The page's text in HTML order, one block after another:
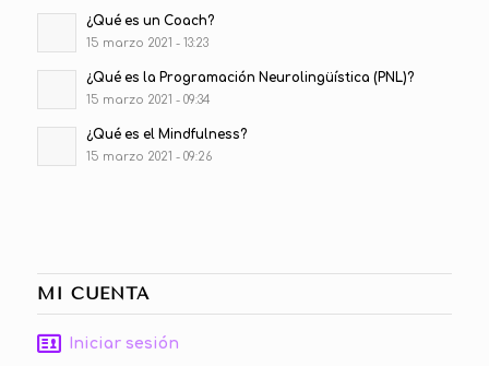
¿Qué es un Coach?
15 marzo 2021 - 13:23
¿Qué es la Programación Neurolingüística (PNL)?
15 marzo 2021 - 09:34
¿Qué es el Mindfulness?
15 marzo 2021 - 09:26
MI CUENTA
Iniciar sesión